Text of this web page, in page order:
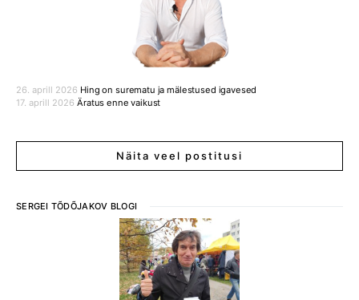
Hing on surematu ja mälestused igavesed
26. aprill 2026
Äratus enne vaikust
17. aprill 2026
Näita veel postitusi
SERGEI TÕDÕJAKOV BLOGI